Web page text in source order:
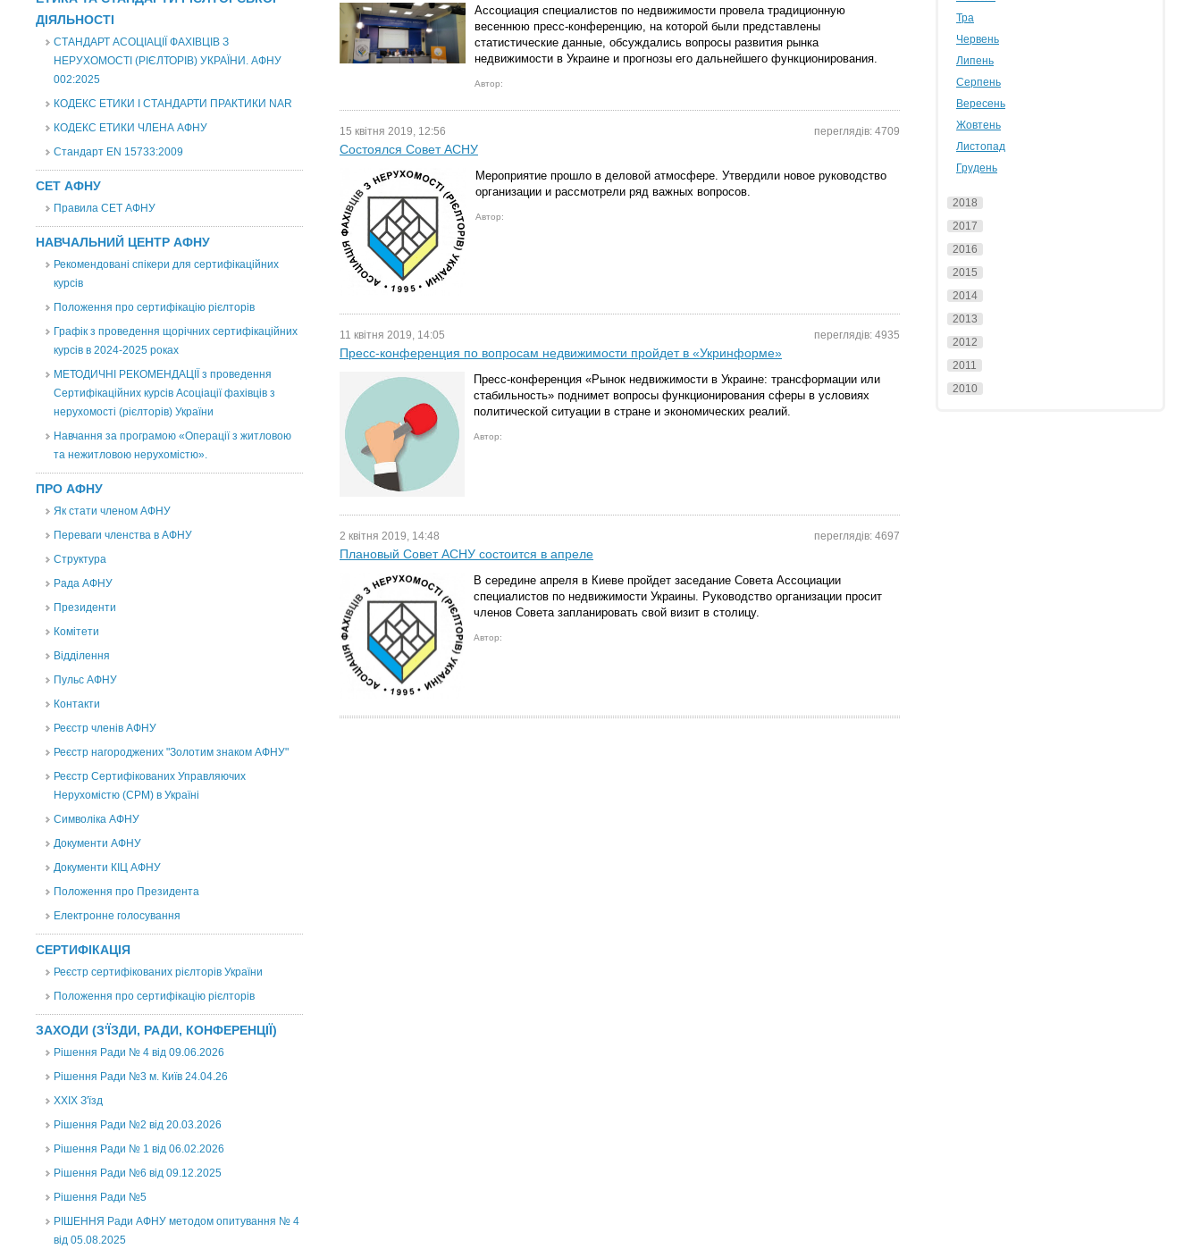
ДІЯЛЬНОСТІ
СТАНДАРТ АСОЦІАЦІЇ ФАХІВЦІВ З
НЕРУХОМОСТІ (РІЄЛТОРІВ) УКРАЇНИ. АФНУ
002:2025
КОДЕКС ЕТИКИ І СТАНДАРТИ ПРАКТИКИ NAR
КОДЕКС ЕТИКИ ЧЛЕНА АФНУ
Стандарт EN 15733:2009
СЕТ АФНУ
Правила СЕТ АФНУ
НАВЧАЛЬНИЙ ЦЕНТР АФНУ
Рекомендовані спікери для сертифікаційних
курсів
Положення про сертифікацію рієлторів
Графік з проведення щорічних сертифікаційних
курсів в 2024-2025 роках
МЕТОДИЧНІ РЕКОМЕНДАЦІЇ з проведення
Сертифікаційних курсів Асоціації фахівців з
нерухомості (рієлторів) України
Навчання за програмою «Операції з житловою
та нежитловою нерухомістю».
ПРО АФНУ
Як стати членом АФНУ
Переваги членства в АФНУ
Структура
Рада АФНУ
Президенти
Комітети
Відділення
Пульс АФНУ
Контакти
Реєстр членів АФНУ
Реєстр нагороджених "Золотим знаком АФНУ"
Реєстр Сертифікованих Управляючих
Нерухомістю (CPM) в Україні
Символіка АФНУ
Документи АФНУ
Документи КІЦ АФНУ
Положення про Президента
Електронне голосування
СЕРТИФІКАЦІЯ
Реєстр сертифікованих рієлторів України
Положення про сертифікацію рієлторів
ЗАХОДИ (З'ЇЗДИ, РАДИ, КОНФЕРЕНЦІЇ)
Рішення Ради № 4 від 09.06.2026
Рішення Ради №3 м. Київ 24.04.26
XXІХ З'їзд
Рішення Ради №2 від 20.03.2026
Рішення Ради № 1 від 06.02.2026
Рішення Ради №6 від 09.12.2025
Рішення Ради №5
РІШЕННЯ Ради АФНУ методом опитування № 4
від 05.08.2025
Ассоциация специалистов по недвижимости провела традиционную
весеннюю пресс-конференцию, на которой были представлены
статистические данные, обсуждались вопросы развития рынка
недвижимости в Украине и прогнозы его дальнейшего функционирования.
Автор:
15 квітня 2019, 12:56 переглядів: 4709
Состоялся Совет АСНУ
Мероприятие прошло в деловой атмосфере. Утвердили новое руководство
организации и рассмотрели ряд важных вопросов.
Автор:
11 квітня 2019, 14:05 переглядів: 4935
Пресс-конференция по вопросам недвижимости пройдет в «Укринформе»
Пресс-конференция «Рынок недвижимости в Украине: трансформации или
стабильность» поднимет вопросы функционирования сферы в условиях
политической ситуации в стране и экономических реалий.
Автор:
2 квітня 2019, 14:48 переглядів: 4697
Плановый Совет АСНУ состоится в апреле
В середине апреля в Киеве пройдет заседание Совета Ассоциации
специалистов по недвижимости Украины. Руководство организации просит
членов Совета запланировать свой визит в столицу.
Автор:
Тра
Червень
Липень
Серпень
Вересень
Жовтень
Листопад
Грудень
2018
2017
2016
2015
2014
2013
2012
2011
2010